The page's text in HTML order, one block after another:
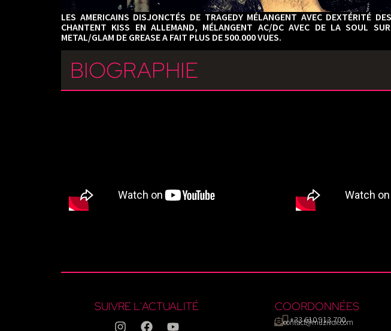
LES AMERICAINS DISJONCTÉS DE TRAGEDY MÉLANGENT AVEC DEXTÉRITÉ
CHANTENT KISS EN ALLEMAND, MÉLANGENT AC/DC AVEC DE LA SOUL
METAL/GLAM DE GREASE A FAIT PLUS DE 500.000 VUES.
BIOGRAPHIE
SUIVRE L'ACTUALITÉ COORDONNÉES
+33 610 913 700
contact@muzivox.com